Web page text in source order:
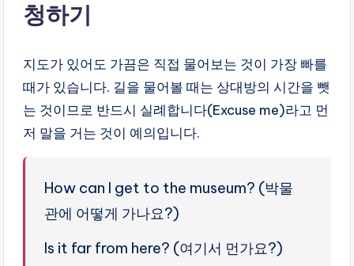
청하기
지도가 있어도 가끔은 직접 물어보는 것이 가장 빠를
때가 있습니다. 길을 물어볼 때는 상대방의 시간을 뺏
는 것이므로 반드시 실례합니다(Excuse me)라고 먼
저 말을 거는 것이 예의입니다.
How can I get to the museum? (박물
관에 어떻게 가나요?)
Is it far from here? (여기서 먼가요?)